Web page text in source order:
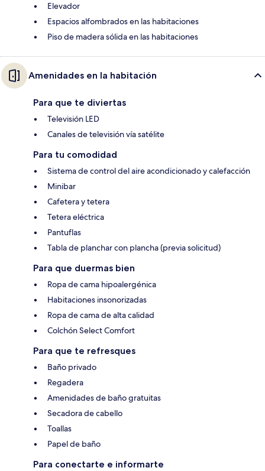
Elevador
Espacios alfombrados en las habitaciones
Piso de madera sólida en las habitaciones
Amenidades en la habitación
Para que te diviertas
Televisión LED
Canales de televisión vía satélite
Para tu comodidad
Sistema de control del aire acondicionado y calefacción
Minibar
Cafetera y tetera
Tetera eléctrica
Pantuflas
Tabla de planchar con plancha (previa solicitud)
Para que duermas bien
Ropa de cama hipoalergénica
Habitaciones insonorizadas
Ropa de cama de alta calidad
Colchón Select Comfort
Para que te refresques
Baño privado
Regadera
Amenidades de baño gratuitas
Secadora de cabello
Toallas
Papel de baño
Para conectarte e informarte